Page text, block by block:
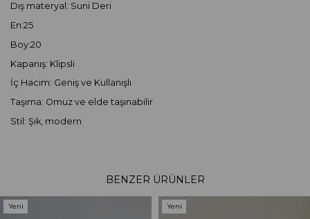
Dış materyal: Suni Deri
En:25
Boy:20
Kapanış: Klipsli
İç Hacim: Geniş ve Kullanışlı
Taşıma: Omuz ve elde taşınabilir
Stil: Şık, modern
BENZER ÜRÜNLER
Yeni
Yeni